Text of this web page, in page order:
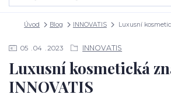
Úvod Blog INNOVATIS Luxusní
05 04 2023 INNOVATIS
Luxusní kosmetická
INNOVATIS